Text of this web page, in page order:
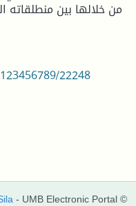
من خلالها بين منطلقاته
22248
- UMB Electronic Portal ©